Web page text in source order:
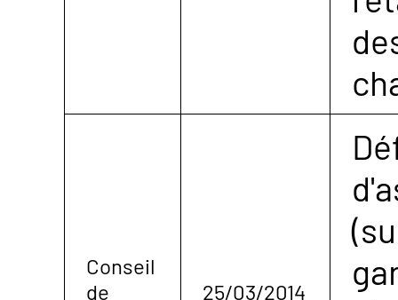
Conseil
de
25/03/2014